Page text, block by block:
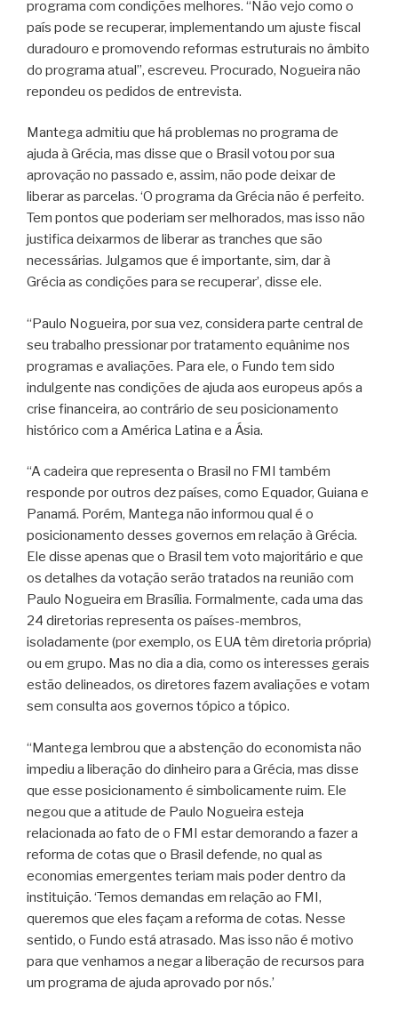
programa com condições melhores. “Não vejo como o
país pode se recuperar, implementando um ajuste fiscal
duradouro e promovendo reformas estruturais no âmbito
do programa atual”, escreveu. Procurado, Nogueira não
repondeu os pedidos de entrevista.
Mantega admitiu que há problemas no programa de
ajuda à Grécia, mas disse que o Brasil votou por sua
aprovação no passado e, assim, não pode deixar de
liberar as parcelas. ‘O programa da Grécia não é perfeito.
Tem pontos que poderiam ser melhorados, mas isso não
justifica deixarmos de liberar as tranches que são
necessárias. Julgamos que é importante, sim, dar à
Grécia as condições para se recuperar’, disse ele.
“Paulo Nogueira, por sua vez, considera parte central de
seu trabalho pressionar por tratamento equânime nos
programas e avaliações. Para ele, o Fundo tem sido
indulgente nas condições de ajuda aos europeus após a
crise financeira, ao contrário de seu posicionamento
histórico com a América Latina e a Ásia.
“A cadeira que representa o Brasil no FMI também
responde por outros dez países, como Equador, Guiana e
Panamá. Porém, Mantega não informou qual é o
posicionamento desses governos em relação à Grécia.
Ele disse apenas que o Brasil tem voto majoritário e que
os detalhes da votação serão tratados na reunião com
Paulo Nogueira em Brasília. Formalmente, cada uma das
24 diretorias representa os países-membros,
isoladamente (por exemplo, os EUA têm diretoria própria)
ou em grupo. Mas no dia a dia, como os interesses gerais
estão delineados, os diretores fazem avaliações e votam
sem consulta aos governos tópico a tópico.
“Mantega lembrou que a abstenção do economista não
impediu a liberação do dinheiro para a Grécia, mas disse
que esse posicionamento é simbolicamente ruim. Ele
negou que a atitude de Paulo Nogueira esteja
relacionada ao fato de o FMI estar demorando a fazer a
reforma de cotas que o Brasil defende, no qual as
economias emergentes teriam mais poder dentro da
instituição. ‘Temos demandas em relação ao FMI,
queremos que eles façam a reforma de cotas. Nesse
sentido, o Fundo está atrasado. Mas isso não é motivo
para que venhamos a negar a liberação de recursos para
um programa de ajuda aprovado por nós.’